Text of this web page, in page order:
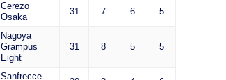
Cerezo
Osaka
31 7 6 5
Nagoya
Grampus
Eight
31 8 5 5
Sanfrecce